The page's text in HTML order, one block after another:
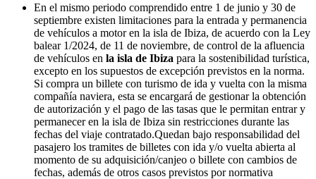
En el mismo periodo comprendido entre 1 de junio y 30 de
septiembre existen limitaciones para la entrada y permanencia
de vehículos a motor en la isla de Ibiza, de acuerdo con la Ley
balear 1/2024, de 11 de noviembre, de control de la afluencia
de vehículos en la isla de Ibiza para la sostenibilidad turística,
excepto en los supuestos de excepción previstos en la norma.
Si compra un billete con turismo de ida y vuelta con la misma
compañía naviera, esta se encargará de gestionar la obtención
de autorización y el pago de las tasas que le permitan entrar y
permanecer en la isla de Ibiza sin restricciones durante las
fechas del viaje contratado.Quedan bajo responsabilidad del
pasajero los tramites de billetes con ida y/o vuelta abierta al
momento de su adquisición/canjeo o billete con cambios de
fechas, además de otros casos previstos por normativa